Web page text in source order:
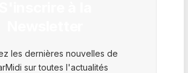
les dernières nouvelles de
sur toutes l'actualités